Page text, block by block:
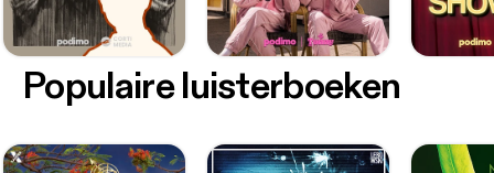
Populaire luisterboeken